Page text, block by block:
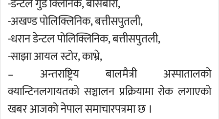
-डेन्टल गुड क्लिनिक, बाँसबारी,
-अखण्ड पोलिक्लिनिक, बत्तीसपुतली,
-धरान डेन्टल पोलिक्लिनिक, बत्तीसपुतली,
-साझा आयल स्टोर, काभ्रे,
– अन्तराष्ट्रिय बालमैत्री अस्पातालको
क्यान्टिनलगायतको सञ्चालन प्रक्रियामा रोक लगाएको
खबर आजको नेपाल समाचारपत्रमा छ ।